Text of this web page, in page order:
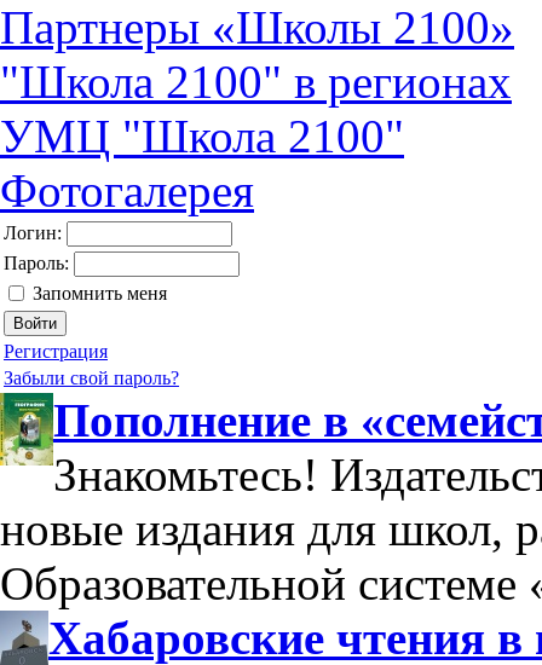
Партнеры «Школы 2100»
"Школа 2100" в регионах
УМЦ "Школа 2100"
Фотогалерея
Логин:
Пароль:
Запомнить меня
Регистрация
Забыли свой пароль?
Пополнение в
Знакомьтесь!
новые издания для школ,
Образовательной
Хабаровские чтения